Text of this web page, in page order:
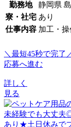
勤務地
静岡県
寮・社宅 あり
仕事内容 加工・操
＼最短45秒で完了
応募へ進む
詳しく
見る